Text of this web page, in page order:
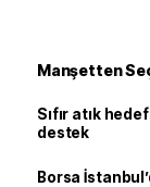
Manşetten
Sıfır atık
destek
Borsa